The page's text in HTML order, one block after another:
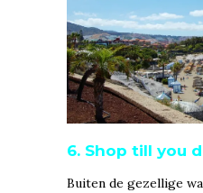
6. Shop till you
Buiten de gezellige